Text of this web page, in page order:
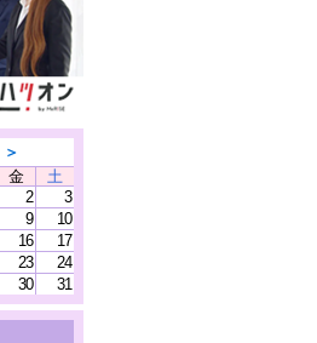
＞
金
土
2
3
9
10
16
17
23
24
30 31